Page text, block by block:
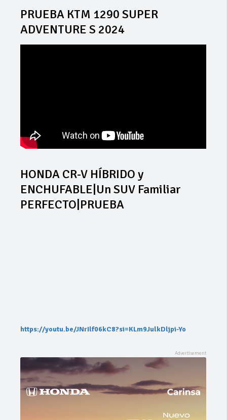
PRUEBA KTM 1290 SUPER
ADVENTURE S 2024
HONDA CR-V HÍBRIDO y
ENCHUFABLE|Un SUV Familiar
PERFECTO|PRUEBA
https://youtu.be/JNrIlf06kC8?si=KLm9JulkDljpi-Yo